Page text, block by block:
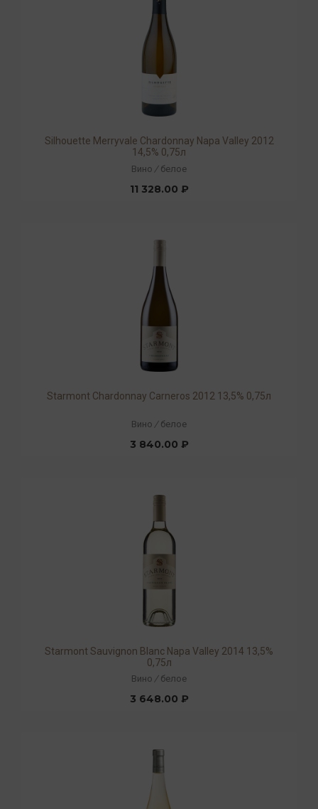
Silhouette Merryvale Chardonnay Napa Valley 2012
14,5% 0,75л
Вино / белое
11 328.00 ₽
Starmont Chardonnay Carneros 2012 13,5% 0,75л
Вино / белое
3 840.00 ₽
Starmont Sauvignon Blanc Napa Valley 2014 13,5%
0,75л
Вино / белое
3 648.00 ₽